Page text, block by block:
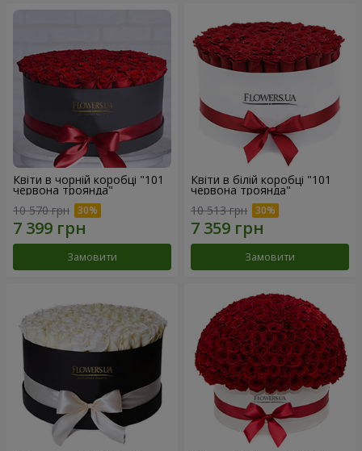
Квіти в чорній коробці "101
червона троянда"
10 570 грн
Замовити
Квіти в білій коробці "101
червона троянда"
10 513 грн
Замовити